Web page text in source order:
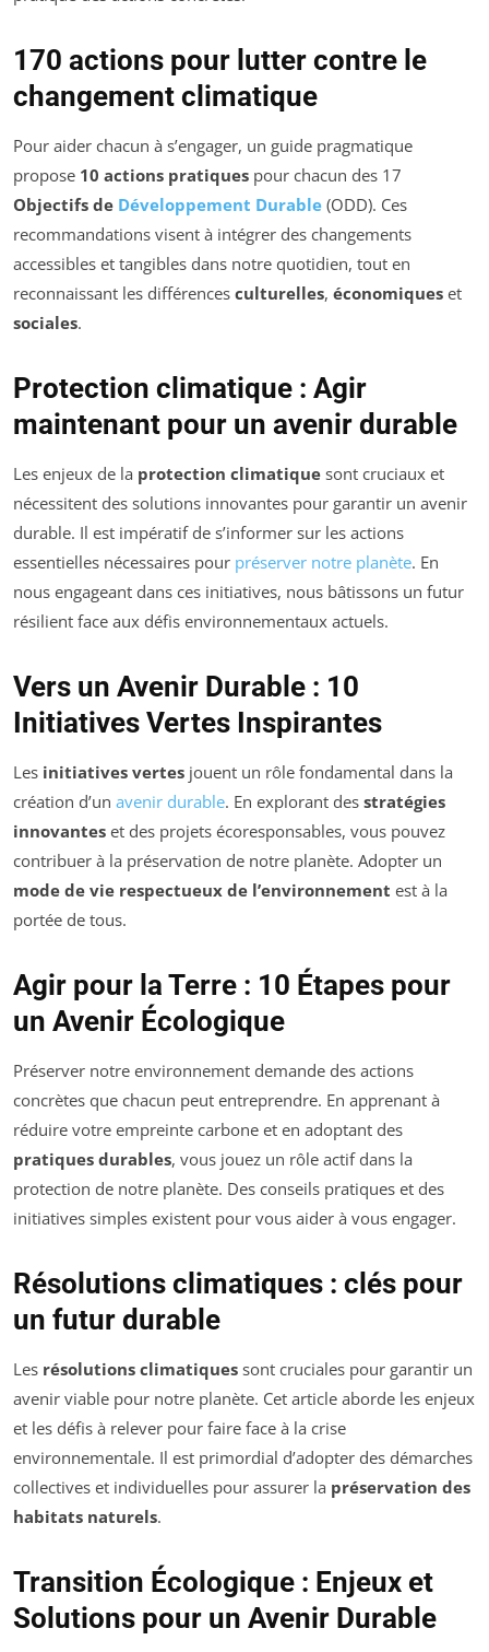
170 actions pour lutter contre le
changement climatique
Pour aider chacun à s’engager, un guide pragmatique
propose 10 actions pratiques pour chacun des 17
Objectifs de Développement Durable (ODD). Ces
recommandations visent à intégrer des changements
accessibles et tangibles dans notre quotidien, tout en
reconnaissant les différences culturelles, économiques et
sociales.
Protection climatique : Agir
maintenant pour un avenir durable
Les enjeux de la protection climatique sont cruciaux et
nécessitent des solutions innovantes pour garantir un avenir
durable. Il est impératif de s’informer sur les actions
essentielles nécessaires pour préserver notre planète. En
nous engageant dans ces initiatives, nous bâtissons un futur
résilient face aux défis environnementaux actuels.
Vers un Avenir Durable : 10
Initiatives Vertes Inspirantes
Les initiatives vertes jouent un rôle fondamental dans la
création d’un avenir durable. En explorant des stratégies
innovantes et des projets écoresponsables, vous pouvez
contribuer à la préservation de notre planète. Adopter un
mode de vie respectueux de l’environnement est à la
portée de tous.
Agir pour la Terre : 10 Étapes pour
un Avenir Écologique
Préserver notre environnement demande des actions
concrètes que chacun peut entreprendre. En apprenant à
réduire votre empreinte carbone et en adoptant des
pratiques durables, vous jouez un rôle actif dans la
protection de notre planète. Des conseils pratiques et des
initiatives simples existent pour vous aider à vous engager.
Résolutions climatiques : clés pour
un futur durable
Les résolutions climatiques sont cruciales pour garantir un
avenir viable pour notre planète. Cet article aborde les enjeux
et les défis à relever pour faire face à la crise
environnementale. Il est primordial d’adopter des démarches
collectives et individuelles pour assurer la préservation des
habitats naturels.
Transition Écologique : Enjeux et
Solutions pour un Avenir Durable